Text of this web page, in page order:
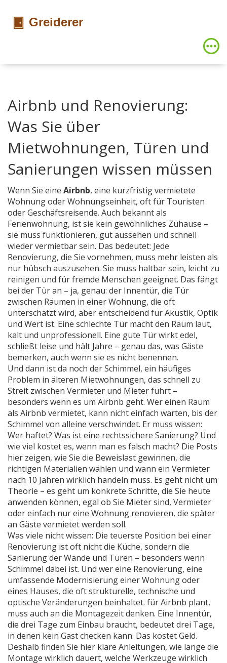
Airbnb und Renovierung:
Was Sie über
Mietwohnungen, Türen und
Sanierungen wissen müssen
Wenn Sie eine Airbnb, eine kurzfristig vermietete
Wohnung oder Wohnungseinheit, oft für Touristen
oder Geschäftsreisende. Auch bekannt als
Ferienwohnung, ist sie kein gewöhnliches Zuhause –
sie muss funktionieren, gut aussehen und schnell
wieder vermietbar sein. Das bedeutet: Jede
Renovierung, die Sie vornehmen, muss mehr leisten als
nur hübsch auszusehen. Sie muss haltbar sein, leicht zu
reinigen und für fremde Menschen geeignet. Das fängt
bei der Tür an – ja, genau: der Innentür, die Tür
zwischen Räumen in einer Wohnung, die oft
unterschätzt wird, aber entscheidend für Akustik, Optik
und Wert ist. Eine schlechte Tür macht den Raum laut,
kalt und unprofessionell. Eine gute Tür wirkt edel,
schließt leise und hält Jahre – genau das, was Gäste
bemerken, auch wenn sie es nicht benennen.
Und dann ist da noch derSchimmel, ein häufiges
Problem in älteren Mietwohnungen, das schnell zu
Streit zwischen Vermieter und Mieter führt –
besonders wenn es um Airbnb geht. Wer einen Raum
als Airbnb vermietet, kann nicht einfach warten, bis der
Schimmel von alleine verschwindet. Er muss wissen:
Wer haftet? Was ist eine rechtssichere Sanierung? Und
wie viel kostet es, wenn man es falsch macht? Die Posts
hier zeigen, wie Sie die Beweislast gewinnen, die
richtigen Materialien wählen und wann ein Vermieter
nach 10 Jahren wirklich handeln muss. Es geht nicht um
Theorie – es geht um konkrete Schritte, die Sie heute
anwenden können, egal ob Sie Mieter sind, Vermieter
oder einfach nur eine Wohnung renovieren, die später
an Gäste vermietet werden soll.
Was viele nicht wissen: Die teuerste Position bei einer
Renovierung ist oft nicht die Küche, sondern die
Sanierung der Wände und Türen – besonders wenn
Schimmel dabei ist. Und wer eine Renovierung, eine
umfassende Modernisierung einer Wohnung oder
eines Hauses, die oft strukturelle, technische und
optische Veränderungen beinhaltet. für Airbnb plant,
muss auch an die Montagezeit denken. Eine Innentür,
die drei Tage zum Einbau braucht, bedeutet drei Tage,
in denen kein Gast checken kann. Das kostet Geld.
Deshalb finden Sie hier klare Anleitungen, wie lange die
Montage wirklich dauert, welche Werkzeuge wirklich